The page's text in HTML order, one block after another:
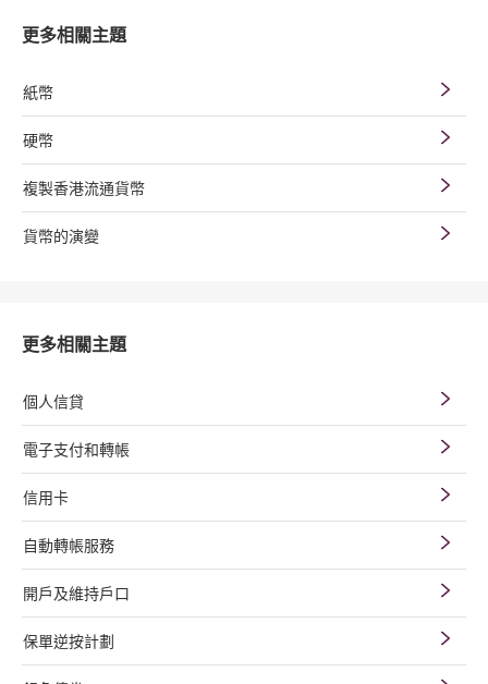
更多相關主題
紙幣
硬幣
複製香港流通貨幣
貨幣的演變
更多相關主題
個人信貸
電子支付和轉帳
信用卡
自動轉帳服務
開戶及維持戶口
保單逆按計劃